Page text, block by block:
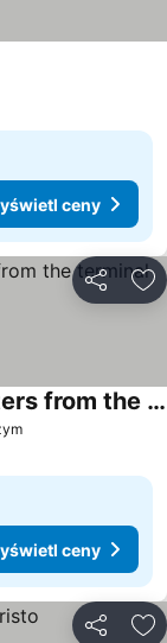
ceny
Sky High Hotel Airport 200 meters from the terminal
ceny